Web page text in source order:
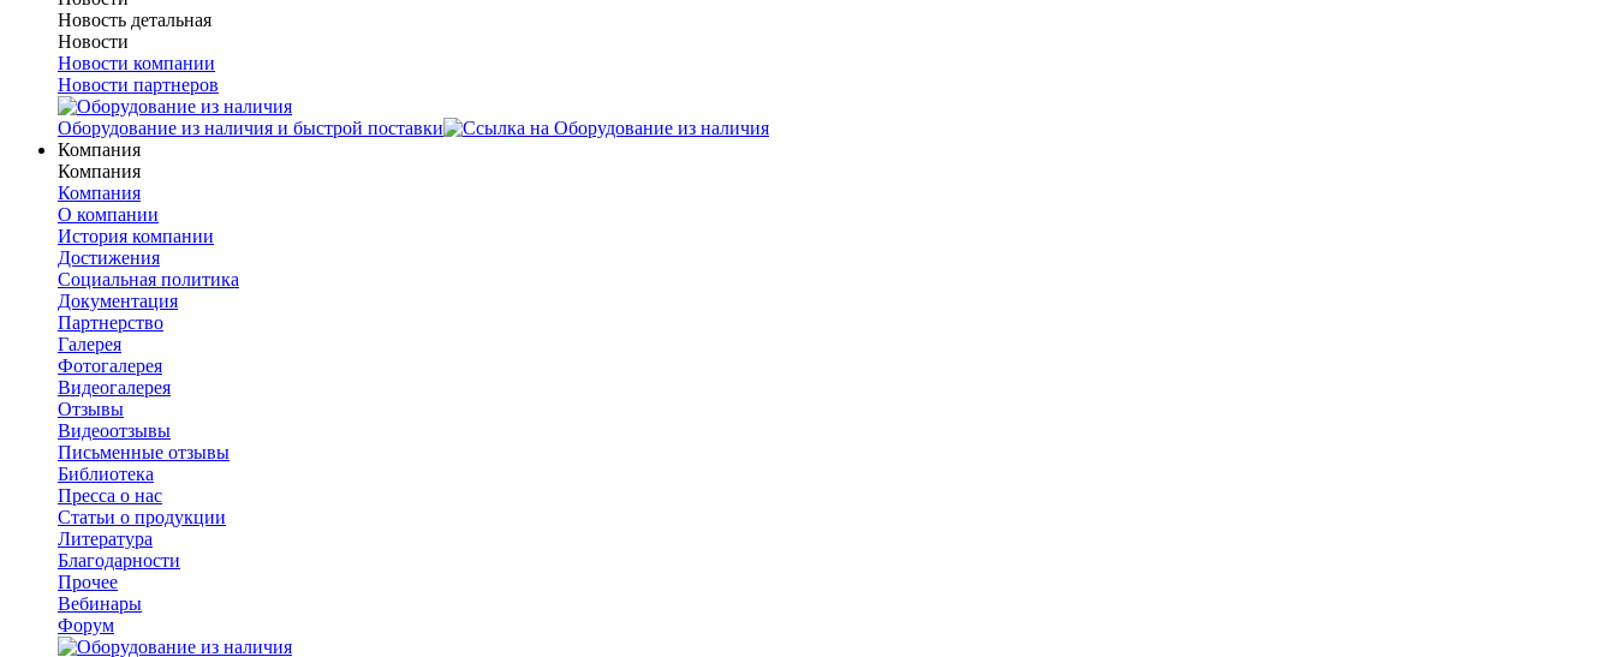
Новость детальная
Новости
Новости компании
Новости партнеров
Оборудование из наличия и быстрой поставки
Компания
Компания
Компания
О компании
История компании
Достижения
Социальная политика
Документация
Партнерство
Галерея
Фотогалерея
Видеогалерея
Отзывы
Видеоотзывы
Письменные отзывы
Библиотека
Пресса о нас
Статьи о продукции
Литература
Благодарности
Прочее
Вебинары
Форум